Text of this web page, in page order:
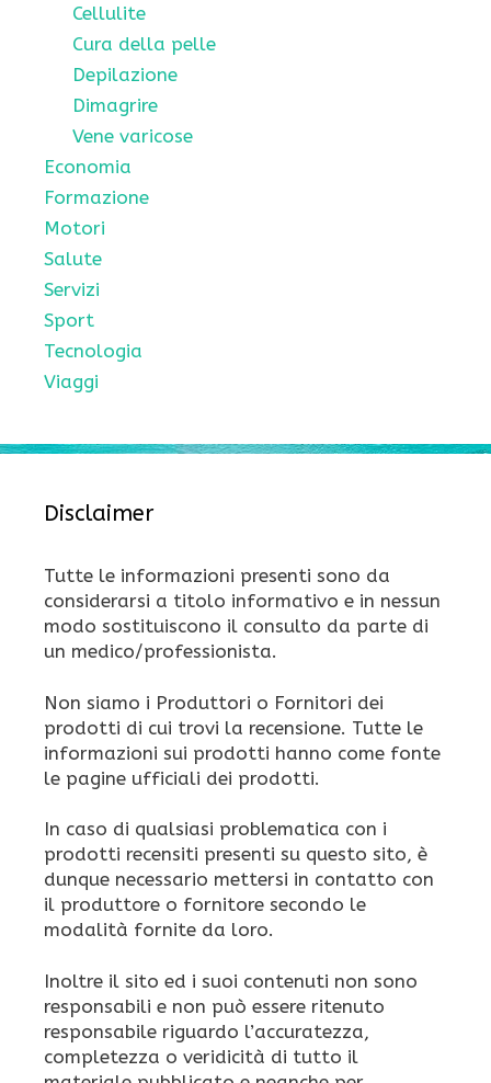
Cellulite
Cura della pelle
Depilazione
Dimagrire
Vene varicose
Economia
Formazione
Motori
Salute
Servizi
Sport
Tecnologia
Viaggi
Disclaimer
Tutte le informazioni presenti sono da
considerarsi a titolo informativo e in nessun
modo sostituiscono il consulto da parte di
un medico/professionista.
Non siamo i Produttori o Fornitori dei
prodotti di cui trovi la recensione. Tutte le
informazioni sui prodotti hanno come fonte
le pagine ufficiali dei prodotti.
In caso di qualsiasi problematica con i
prodotti recensiti presenti su questo sito, è
dunque necessario mettersi in contatto con
il produttore o fornitore secondo le
modalità fornite da loro.
Inoltre il sito ed i suoi contenuti non sono
responsabili e non può essere ritenuto
responsabile riguardo l’accuratezza,
completezza o veridicità di tutto il